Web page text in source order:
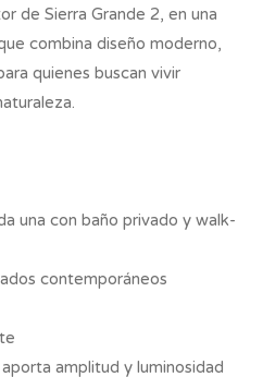
de Sierra Grande 2, en una
combina diseño moderno,
quienes buscan vivir
una con baño privado y walk-
contemporáneos
amplitud y luminosidad